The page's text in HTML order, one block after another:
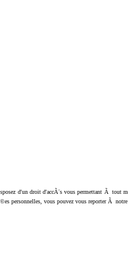
d'un droit d'accÃ¨s vous permettant Ã tout
personnelles, vous pouvez vous reporter Ã notre